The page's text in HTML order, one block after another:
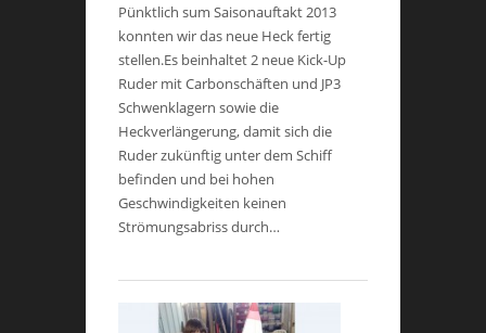
Pünktlich sum Saisonauftakt 2013
konnten wir das neue Heck fertig
stellen.Es beinhaltet 2 neue Kick-Up
Ruder mit Carbonschäften und JP3
Schwenklagern sowie die
Heckverlängerung, damit sich die
Ruder zukünftig unter dem Schiff
befinden und bei hohen
Geschwindigkeiten keinen
Strömungsabriss durch…